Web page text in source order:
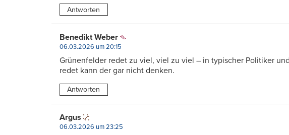
Antworten
Benedikt Weber
06.03.2026 um 20:15
Grünenfelder redet zu viel, viel zu viel – in typischer Politiker
redet kann der gar nicht denken.
Antworten
Argus
06.03.2026 um 23:25